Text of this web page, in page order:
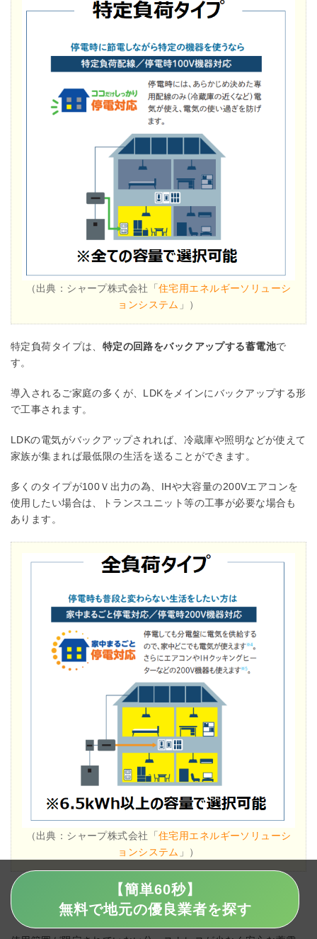
（出典：シャープ株式会社「住宅用エネルギーソリューシ
ョンシステム 」）
特定負荷タイプは、 特定の回路をバックアップする蓄電池で
す。
導入されるご家庭の多くが、LDKをメインにバックアップする形
で工事されます。
LDKの電気がバックアップされれば、冷蔵庫や照明などが使えて
家族が集まれば最低限の生活を送ることができます。
多くのタイプが100Ｖ出力の為、IHや大容量の200Vエアコンを
使用したい場合は、トランスユニット等の工事が必要な場合も
あります。
（出典：シャープ株式会社「住宅用エネルギーソリューシ
ョンシステム 」）
全負荷タイプは分電盤すべて、すなわち
ップする蓄電池です。
【簡単60秒】
無料で地元の優良業者を探す